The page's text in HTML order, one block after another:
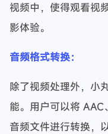
视频中，使得观看视
影体验。
音频格式转换：
除了视频处理外，小
能。用户可以将
音频文件进行转换，